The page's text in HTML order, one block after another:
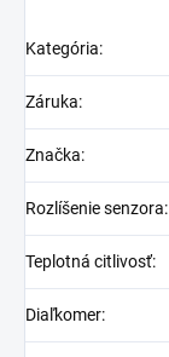
Kategória:
Záruka:
Značka:
Rozlíšenie senzora:
Teplotná citlivosť:
Diaľkomer: